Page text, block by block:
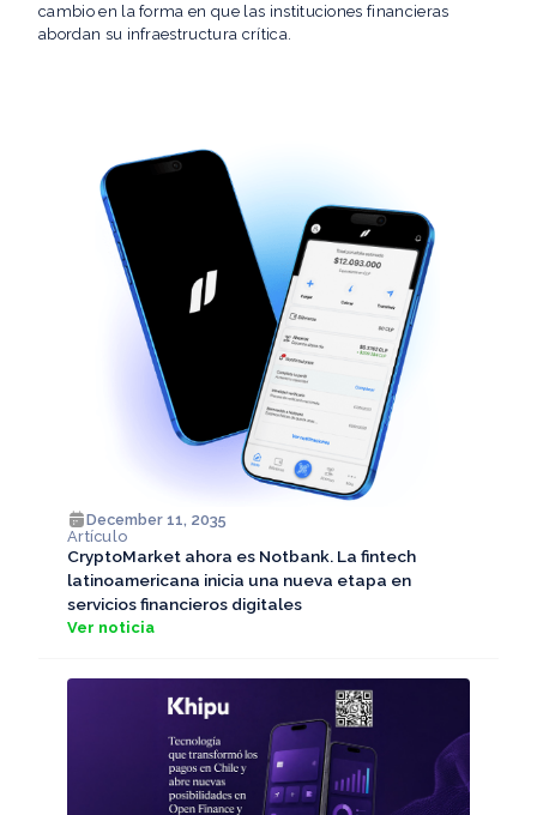
cambio en la forma en que las instituciones financieras
abordan su infraestructura crítica.
December 11, 2035
Artículo
CryptoMarket ahora es Notbank. La fintech
latinoamericana inicia una nueva etapa en
servicios financieros digitales
Ver noticia